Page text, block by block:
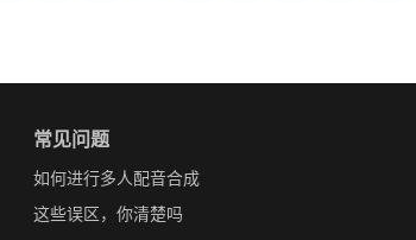
常见问题
如何进行多人配音合成
这些误区，你清楚吗